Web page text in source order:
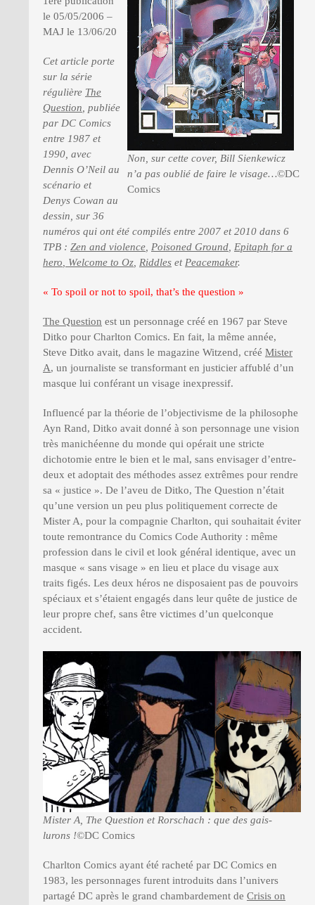
Non, sur cette cover, Bill Sienkewicz
n’a pas oublié de faire le visage…©DC
Comics
le 05/05/2006 –
MAJ le 13/06/20
Cet article porte
sur la série
régulière The
Question , publiée
par DC Comics
entre 1987 et
1990, avec
Dennis O’Neil au
scénario et
Denys Cowan au
dessin, sur 36
numéros qui ont été compilés entre 2007 et 2010 dans 6
TPB : Zen and violence Poisoned Ground Epitaph for a
hero
Welcome to Oz Riddles et Peacemaker.
« To spoil or not to spoil, that’s the question »
The Question est un personnage créé en 1967 par Steve
Ditko pour Charlton Comics. En fait, la même année,
Steve Ditko avait, dans le magazine Witzend, créé Mister
A, un journaliste se transformant en justicier affublé d’un
masque lui conférant un visage inexpressif.
Influencé par la théorie de l’objectivisme de la philosophe
Ayn Rand, Ditko avait donné à son personnage une vision
très manichéenne du monde qui opérait une stricte
dichotomie entre le bien et le mal, sans envisager d’entre-
deux et adoptait des méthodes assez extrêmes pour rendre
sa « justice ». De l’aveu de Ditko, The Question n’était
qu’une version un peu plus politiquement correcte de
Mister A, pour la compagnie Charlton, qui souhaitait éviter
toute remontrance du Comics Code Authority : même
profession dans le civil et look général identique, avec un
masque « sans visage » en lieu et place du visage aux
traits figés. Les deux héros ne disposaient pas de pouvoirs
spéciaux et s’étaient engagés dans leur quête de justice de
leur propre chef, sans être victimes d’un quelconque
accident.
Mister A, The Question et Rorschach : que des gais-
lurons !©DC Comics
Charlton Comics ayant été racheté par DC Comics en
1983, les personnages furent introduits dans l’univers
partagé DC après le grand chambardement de Crisis on